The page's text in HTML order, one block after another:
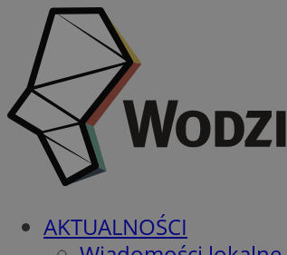
AKTUALNOŚCI